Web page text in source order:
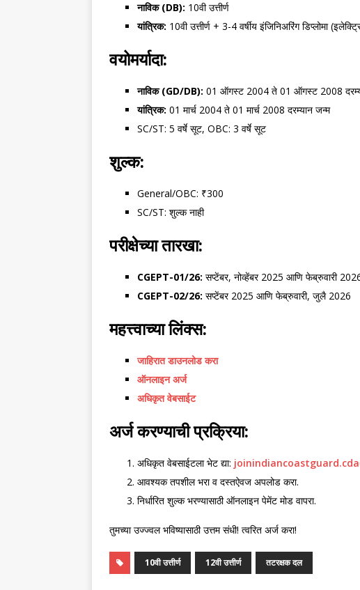
नाविक (DB): 10वी उत्तीर्ण
यांत्रिक: 10वी उत्तीर्ण + 3-4 वर्षीय इंजिनिअरिंग डिप्लोमा
वयोमर्यादा:
नाविक (GD/DB): 01 ऑगस्ट 2004 ते 01 ऑगस्ट 2008
यांत्रिक: 01 मार्च 2004 ते 01 मार्च 2008 दरम्यान जन्म
SC/ST: 5 वर्षे सूट, OBC: 3 वर्षे सूट
शुल्क:
General/OBC: ₹300
SC/ST: शुल्क नाही
परीक्षेच्या तारखा:
CGEPT-01/26: सप्टेंबर, नोव्हेंबर 2025 आणि फेब्रुवारी
CGEPT-02/26: सप्टेंबर 2025 आणि फेब्रुवारी, जुलै 2026
महत्त्वाच्या लिंक्स:
जाहिरात डाउनलोड करा
ऑनलाइन अर्ज
अधिकृत वेबसाईट
अर्ज करण्याची प्रक्रिया:
अधिकृत वेबसाईटला भेट द्या:
आवश्यक तपशील भरा व दस्तऐवज अपलोड करा.
निर्धारित शुल्क भरण्यासाठी ऑनलाइन पेमेंट मोड वापरा.
तुमच्या उज्ज्वल भविष्यासाठी उत्तम संधी! त्वरित अर्ज करा!
10वी उत्तीर्ण 12वी उत्तीर्ण तटरक्षक दल